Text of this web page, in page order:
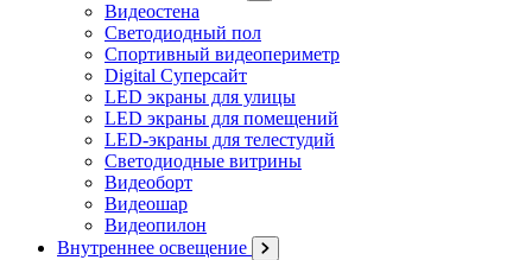
Видеостена
Светодиодный пол
Спортивный видеопериметр
Digital Суперсайт
LED экраны для улицы
LED экраны для помещений
LED-экраны для телестудий
Светодиодные витрины
Видеоборт
Видеошар
Видеопилон
Внутреннее освещение